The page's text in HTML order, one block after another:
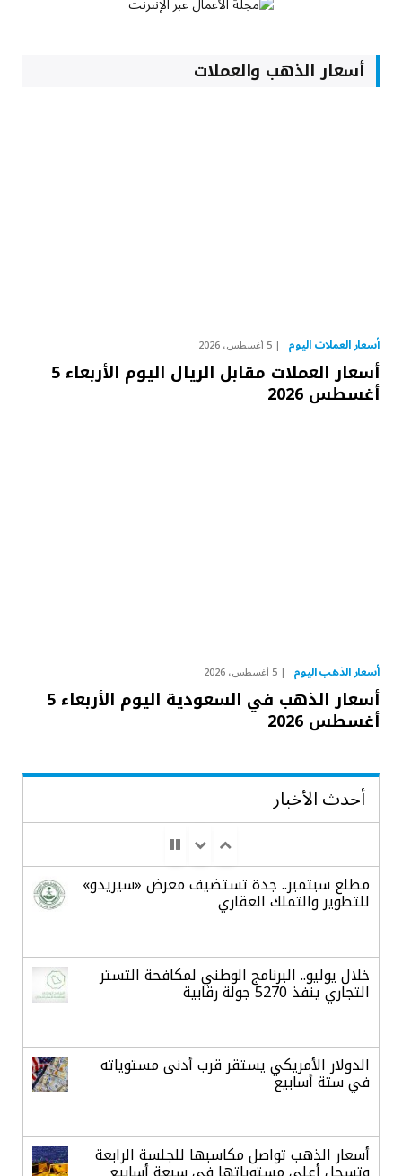
أسعار الذهب والعملات
أسعار العملات اليوم 5 أغسطس، 2026
أسعار العملات مقابل الريال اليوم الأربعاء 5
أغسطس 2026
أسعار الذهب اليوم 5 أغسطس، 2026
أسعار الذهب في السعودية اليوم الأربعاء 5
أغسطس 2026
أحدث الأخبار
مطلع سبتمبر.. جدة تستضيف معرض «سيريدو»
للتطوير والتملك العقاري
خلال يوليو.. البرنامج الوطني لمكافحة التستر
التجاري ينفذ 5270 جولة رقابية
الدولار الأمريكي يستقر قرب أدنى مستوياته
في ستة أسابيع
أسعار الذهب تواصل مكاسبها للجلسة الرابعة